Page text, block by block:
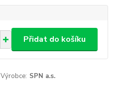
Přidat do košíku
Výrobce: SPN a.s.